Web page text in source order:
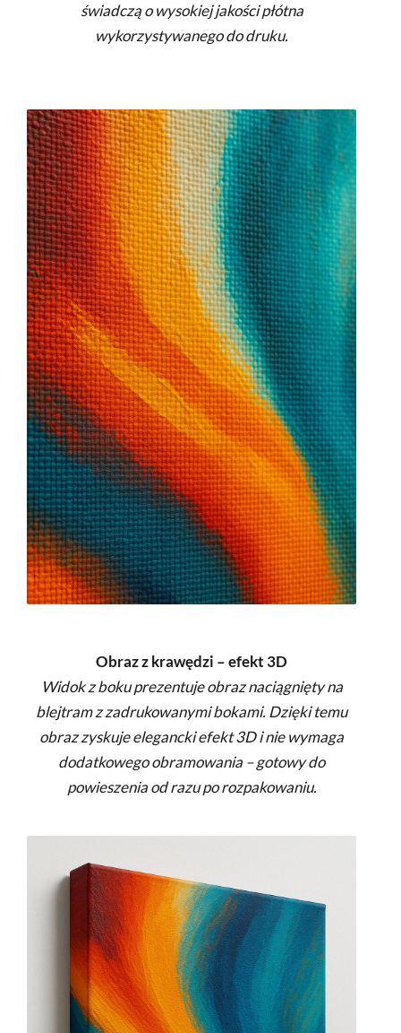
świadczą o wysokiej jakości płótna
wykorzystywanego do druku.
Obraz z krawędzi – efekt 3D
Widok z boku prezentuje obraz naciągnięty na
blejtram z zadrukowanymi bokami. Dzięki temu
obraz zyskuje elegancki efekt 3D i nie wymaga
dodatkowego obramowania – gotowy do
powieszenia od razu po rozpakowaniu.